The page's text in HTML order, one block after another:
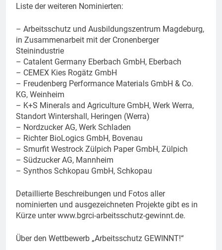
Liste der weiteren Nominierten:
– Arbeitsschutz und Ausbildungszentrum Magdeburg,
in Zusammenarbeit mit der Cronenberger
Steinindustrie
– Catalent Germany Eberbach GmbH, Eberbach
– CEMEX Kies Rogätz GmbH
– Freudenberg Performance Materials GmbH & Co.
KG, Weinheim
– K+S Minerals and Agriculture GmbH, Werk Werra,
Standort Wintershall, Heringen (Werra)
– Nordzucker AG, Werk Schladen
– Richter BioLogics GmbH, Bovenau
– Smurfit Westrock Zülpich Paper GmbH, Zülpich
– Südzucker AG, Mannheim
– Synthos Schkopau GmbH, Schkopau
Detaillierte Beschreibungen und Fotos aller
nominierten und ausgezeichneten Projekte gibt es in
Kürze unter www.bgrci-arbeitsschutz-gewinnt.de.
Über den Wettbewerb „Arbeitsschutz GEWINNT!“